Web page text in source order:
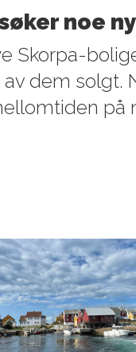
noe
Skorpa-
dem solgt.
på